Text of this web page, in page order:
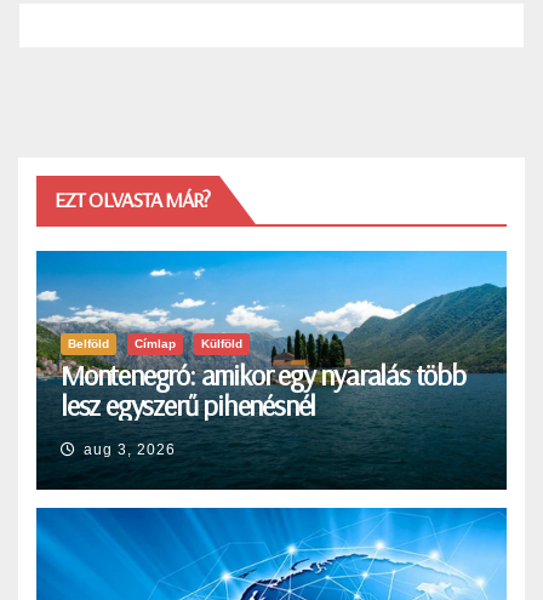
EZT OLVASTA MÁR?
Belföld Címlap Külföld
Montenegró: amikor egy nyaralás több
lesz egyszerű pihenésnél
aug 3, 2026